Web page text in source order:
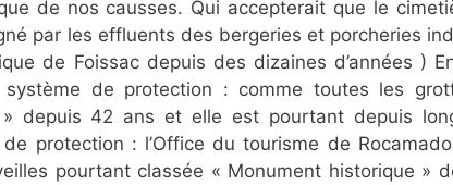
de nos causses. Qui accepterait que le
par les effluents des bergeries et porcheries
de Foissac depuis des dizaines d’années )
système de protection : comme toutes les
» depuis 42 ans et elle est pourtant depuis
de protection : l’Office du tourisme de
pourtant classée « Monument historique »